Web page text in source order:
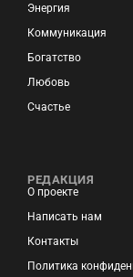
Энергия
Коммуникация
Богатство
Любовь
Счастье
РЕДАКЦИЯ
О проекте
Написать нам
Контакты
Политика